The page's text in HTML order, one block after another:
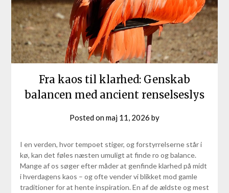
Fra kaos til klarhed: Genskab
balancen med ancient renselseslys
Posted onmaj 11, 2026 by
I en verden, hvor tempoet stiger, og forstyrrelserne står i
kø, kan det føles næsten umuligt at finde ro og balance.
Mange af os søger efter måder at genfinde klarhed på midt
i hverdagens kaos – og ofte vender vi blikket mod gamle
traditioner for at hente inspiration. En af de ældste og mest